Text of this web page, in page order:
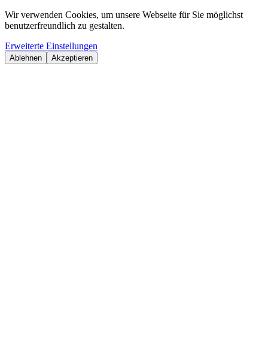
Wir verwenden Cookies, um unsere Webseite für Sie möglichst
benutzerfreundlich zu gestalten.
Erweiterte Einstellungen
Ablehnen Akzeptieren